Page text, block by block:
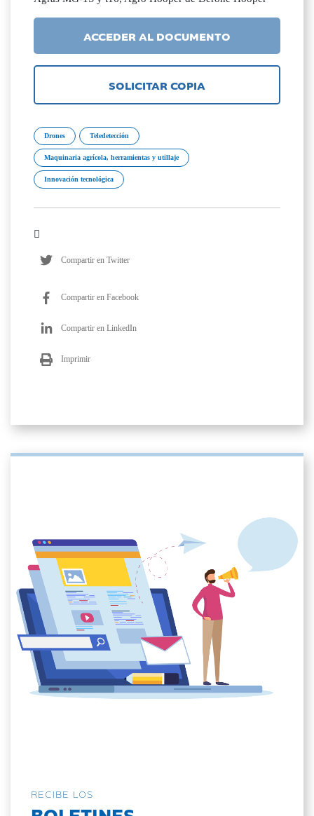
ACCEDER AL DOCUMENTO
SOLICITAR COPIA
Drones Teledetección
Maquinaria agrícola, herramientas y utillaje
Innovación tecnológica
Compartir en Twitter
Compartir en Facebook
Compartir en LinkedIn
Imprimir
RECIBE LOS